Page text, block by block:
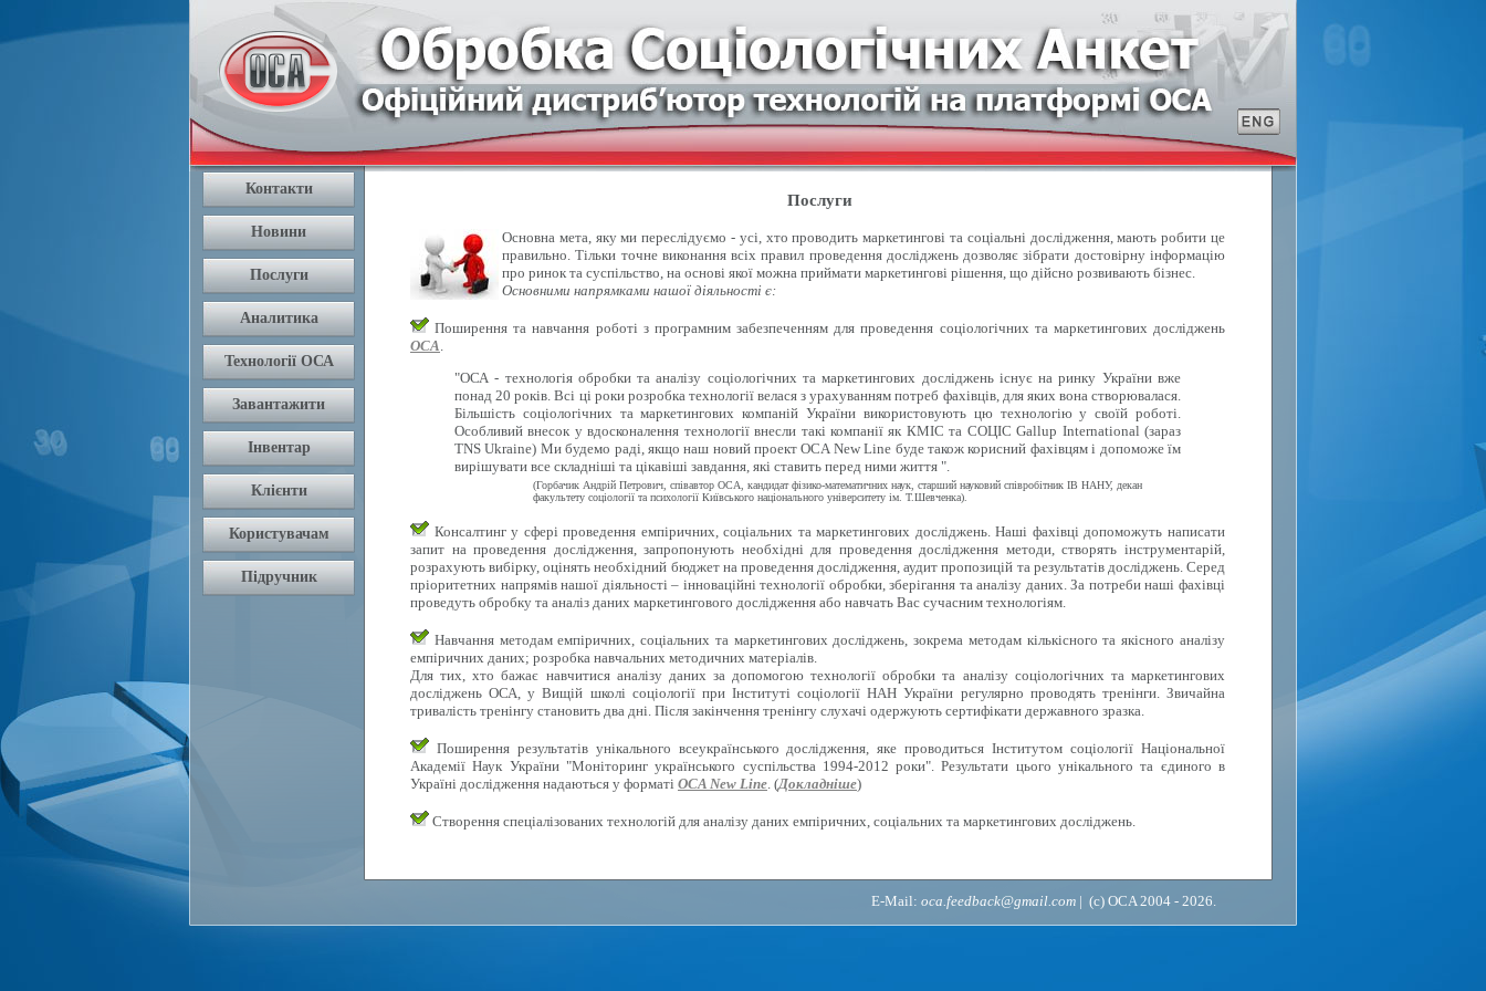
Послуги
Основна мета, яку ми переслідуємо - усі, хто проводить маркетингові та соціальні дослідження, мають робити це
правильно. Тільки точне виконання всіх правил проведення досліджень дозволяє зібрати достовірну інформацію
про ринок та суспільство, на основі якої можна приймати маркетингові рішення, що дійсно розвивають бізнес.
Основними напрямками нашої діяльності є:
Поширення та навчання роботі з програмним забезпеченням для проведення соціологічних та маркетингових досліджень
ОСА.
"ОСА - технологія обробки та аналізу соціологічних та маркетингових досліджень існує на ринку України вже
понад 20 років. Всі ці роки розробка технології велася з урахуванням потреб фахівців, для яких вона створювалася.
Більшість соціологічних та маркетингових компаній України використовують цю технологію у своїй роботі.
Особливий внесок у вдосконалення технології внесли такі компанії як КМІС та СОЦІС Gallup International (зараз
TNS Ukraine) Ми будемо раді, якщо наш новий проект OCA New Line буде також корисний фахівцям і допоможе їм
вирішувати все складніші та цікавіші завдання, які ставить перед ними життя ".
(Горбачик Андрій Петрович, співавтор ОСА, кандидат фізико-математичних наук, старший науковий співробітник ІВ НАНУ, декан
факультету соціології та психології Київського національного університету ім. Т.Шевченка).
Консалтинг у сфері проведення емпіричних, соціальних та маркетингових досліджень. Наші фахівці допоможуть написати
запит на проведення дослідження, запропонують необхідні для проведення дослідження методи, створять інструментарій,
розрахують вибірку, оцінять необхідний бюджет на проведення дослідження, аудит пропозицій та результатів досліджень. Серед
пріоритетних напрямів нашої діяльності – інноваційні технології обробки, зберігання та аналізу даних. За потреби наші фахівці
проведуть обробку та аналіз даних маркетингового дослідження або навчать Вас сучасним технологіям.
Навчання методам емпіричних, соціальних та маркетингових досліджень, зокрема методам кількісного та якісного аналізу
емпіричних даних; розробка навчальних методичних матеріалів.
Для тих, хто бажає навчитися аналізу даних за допомогою технології обробки та аналізу соціологічних та маркетингових
досліджень ОСА, у Вищій школі соціології при Інституті соціології НАН України регулярно проводять тренінги. Звичайна
тривалість тренінгу становить два дні. Після закінчення тренінгу слухачі одержують сертифікати державного зразка.
Поширення результатів унікального всеукраїнського дослідження, яке проводиться Інститутом соціології Національної
Академії Наук України "Моніторинг українського суспільства 1994-2012 роки". Результати цього унікального та єдиного в
Україні дослідження надаються у форматі OCA New Line. (Докладніше)
Створення спеціалізованих технологій для аналізу даних емпіричних, соціальних та маркетингових досліджень.
E-Mail: oca.feedback@gmail.com | (c) OCA 2004 - 2026.